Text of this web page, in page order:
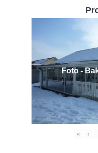
Foto -
« ‹